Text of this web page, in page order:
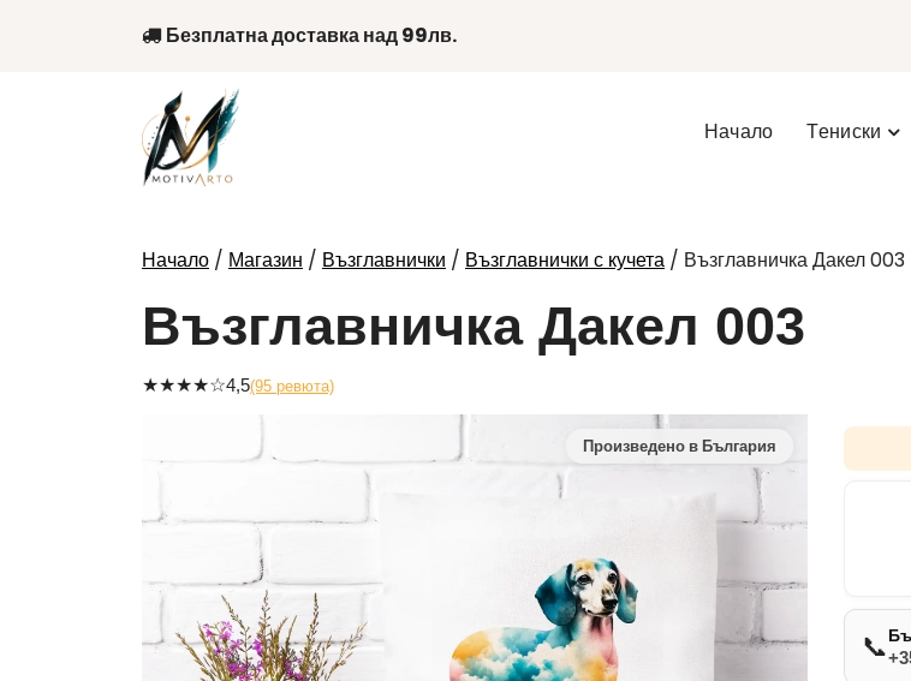
Безплатна доставка над 99лв.
Начало Тениски
Начало / Магазин / Възглавнички / Възглавнички с кучета / Възглавничка Дакел 003
Възглавничка Дакел 003
★★★★☆4,5(95 ревюта)
📞